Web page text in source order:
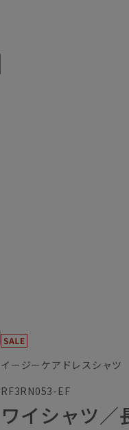
イージーケアドレスシャツ
RF3RN053-EF
ワイシャツ／